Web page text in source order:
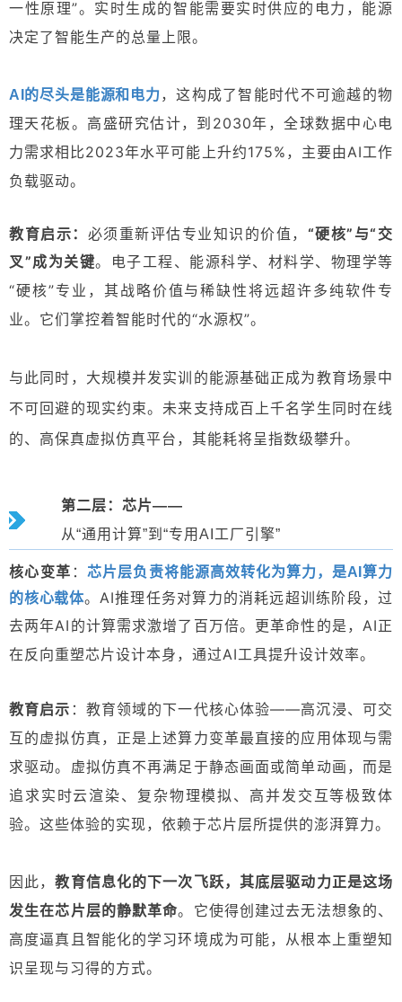
一性原理”。实时生成的智能需要实时供应的电力，能源
决定了智能生产的总量上限。
AI的尽头是能源和电力，这构成了智能时代不可逾越的物
理天花板。高盛研究估计，到2030年，全球数据中心电
力需求相比2023年水平可能上升约175%，主要由AI工作
负载驱动。
教育启示： 必须重新评估专业知识的价值， “硬核”与“交
叉”成为关键。 电子工程、能源科学、材料学、物理学等
“硬核”专业，其战略价值与稀缺性将远超许多纯软件专
业。它们掌控着智能时代的“水源权”。
与此同时，大规模并发实训的能源基础正成为教育场景中
不可回避的现实约束。未来支持成百上千名学生同时在线
的、高保真虚拟仿真平台，其能耗将呈指数级攀升。
第二层：芯片——
从“通用计算”到“专用AI工厂引擎”
核心变革 ：芯片层负责将能源高效转化为算力，是AI算力
的核心载体。AI推理任务对算力的消耗远超训练阶段，过
去两年AI的计算需求激增了百万倍。 更革命性的是， AI正
在反向重塑芯片设计本身 ，通过AI工具提升设计效率。
教育启示 ： 教育领域的下一代核心体验——高沉浸、可交
互的虚拟仿真，正是上述算力变革最直接的应用体现与需
求驱动。虚拟仿真不再满足于静态画面或简单动画，而是
追求实时云渲染、复杂物理模拟、高并发交互等极致体
验。这些体验的实现，依赖于芯片层所提供的澎湃算力。
因此，教育信息化的下一次飞跃，其底层驱动力正是这场
发生在芯片层的静默革命。它使得创建过去无法想象的、
高度逼真且智能化的学习环境成为可能，从根本上重塑知
识呈现与习得的方式。